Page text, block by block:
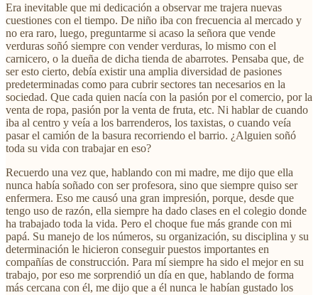
Era inevitable que mi dedicación a observar me trajera nuevas
cuestiones con el tiempo. De niño iba con frecuencia al mercado y
no era raro, luego, preguntarme si acaso la señora que vende
verduras soñó siempre con vender verduras, lo mismo con el
carnicero, o la dueña de dicha tienda de abarrotes. Pensaba que, de
ser esto cierto, debía existir una amplia diversidad de pasiones
predeterminadas como para cubrir sectores tan necesarios en la
sociedad. Que cada quien nacía con la pasión por el comercio, por la
venta de ropa, pasión por la venta de fruta, etc. Ni hablar de cuando
iba al centro y veía a los barrenderos, los taxistas, o cuando veía
pasar el camión de la basura recorriendo el barrio. ¿Alguien soñó
toda su vida con trabajar en eso?
Recuerdo una vez que, hablando con mi madre, me dijo que ella
nunca había soñado con ser profesora, sino que siempre quiso ser
enfermera. Eso me causó una gran impresión, porque, desde que
tengo uso de razón, ella siempre ha dado clases en el colegio donde
ha trabajado toda la vida. Pero el choque fue más grande con mi
papá. Su manejo de los números, su organización, su disciplina y su
determinación le hicieron conseguir puestos importantes en
compañías de construcción. Para mí siempre ha sido el mejor en su
trabajo, por eso me sorprendió un día en que, hablando de forma
más cercana con él, me dijo que a él nunca le habían gustado los